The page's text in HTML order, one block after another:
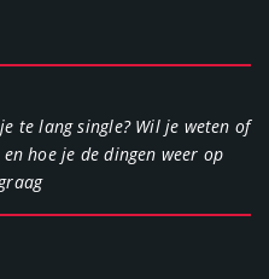
te lang single? Wil je weten of
hoe je de dingen weer op